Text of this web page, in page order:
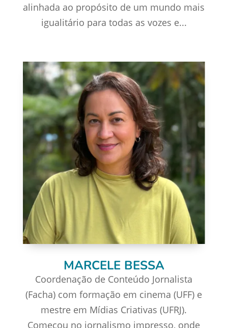
alinhada ao propósito de um mundo mais
igualitário para todas as vozes e...
MARCELE BESSA
Coordenação de Conteúdo Jornalista
(Facha) com formação em cinema (UFF) e
mestre em Mídias Criativas (UFRJ).
Começou no jornalismo impresso, onde